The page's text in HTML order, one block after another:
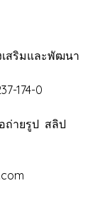
สริมและพัฒนา
174-0
ถ่ายรูป สลิป